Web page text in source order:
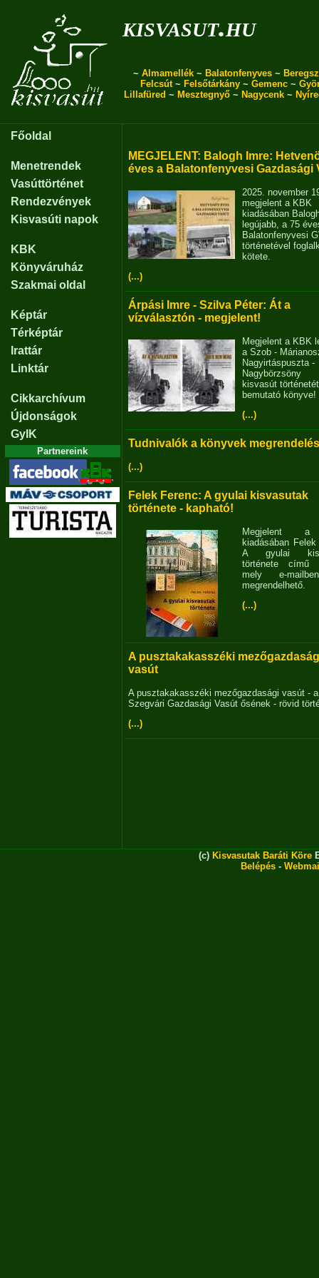
kisvasut.hu
~ Almamellék ~ Balatonfenyves ~
Felcsút~ Felsőtárkány ~ Gemenc ~
Lillafüred ~ Mesztegnyő ~ Nagycenk ~
Főoldal
Menetrendek
Vasúttörténet
Rendezvények
Kisvasúti napok
KBK
Könyváruház
Szakmai oldal
Képtár
Térképtár
Irattár
Linktár
Cikkarchívum
Újdonságok
GyIK
Partnereink
MEGJELENT: Balogh Imre:
éves a Balatonfenyvesi Gazdasági
2025. november
megjelent a KBK
kiadásában
legújabb, a 75
Balatonfenyvesi
történetével
kötete.
(...)
Árpási Imre - Szilva Péter: Át a
vízválasztón - megjelent!
Megjelent a KBK
a Szob -
Nagyirtáspuszta -
Nagybörzsöny
kisvasút történetét
bemutató könyve!
(...)
Tudnivalók a könyvek
(...)
Felek Ferenc: A gyulai kisvasutak
története - kapható!
Megjelent
kiadásában
A gyulai
története című
mely e-
megrendelhető.
(...)
A pusztakakasszéki
vasút
A pusztakakasszéki mezőgazdasági vasút - a
Szegvári Gazdasági Vasút ősének - rövid
(...)
(c) Kisvasutak Baráti Köre
Belépés -